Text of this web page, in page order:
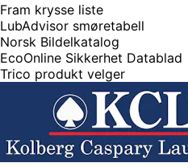
Fram krysse liste
LubAdvisor smøretabell
Norsk Bildelkatalog
EcoOnline Sikkerhet Datablad
Trico produkt velger